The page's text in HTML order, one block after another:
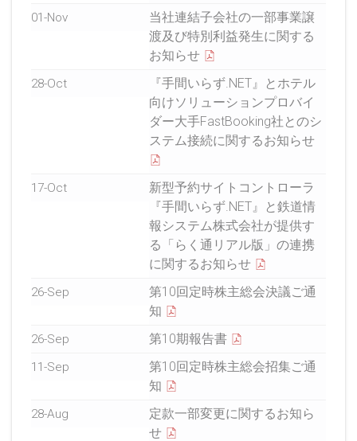
01-Nov
当社連結子会社の一部事業譲
渡及び特別利益発生に関する
お知らせ
28-Oct
『手間いらず.NET』とホテル
向けソリューションプロバイ
ダー大手FastBooking社とのシ
ステム接続に関するお知らせ
17-Oct
新型予約サイトコントローラ
『手間いらず.NET』と鉄道情
報システム株式会社が提供す
る「らく通リアル版」の連携
に関するお知らせ
26-Sep
第10回定時株主総会決議ご通
知
26-Sep 第10期報告書
11-Sep
第10回定時株主総会招集ご通
知
28-Aug
定款一部変更に関するお知ら
せ